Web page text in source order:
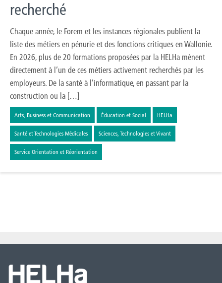
recherché
Chaque année, le Forem et les instances régionales publient la
liste des métiers en pénurie et des fonctions critiques en Wallonie.
En 2026, plus de 20 formations proposées par la HELHa mènent
directement à l’un de ces métiers activement recherchés par les
employeurs. De la santé à l’informatique, en passant par la
construction ou la […]
Arts, Business et Communication Éducation et Social HELHa
Santé et Technologies Médicales Sciences, Technologies et Vivant
Service Orientation et Réorientation